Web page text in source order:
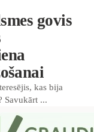
govis
kas bija
Savukārt ...